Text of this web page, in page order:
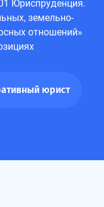
Юриспруденция.
земельно-
отношений»
юрист